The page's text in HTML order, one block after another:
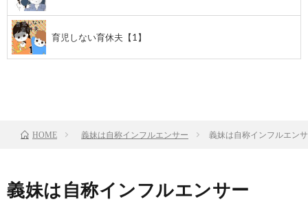
育児しない育休夫【1】
HOME 義妹は自称インフルエンサー 義妹は自称インフルエン
義妹は自称インフルエンサー